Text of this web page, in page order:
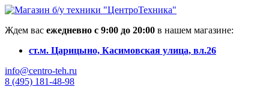
Ждем вас ежедневно с 9:00 до 20:00 в нашем магазине:
ст.м. Царицыно, Касимовская улица, вл.26
info@centro-teh.ru
8 (495) 181-48-98